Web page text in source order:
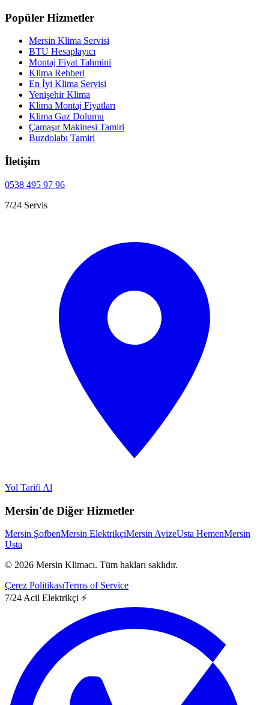
Popüler Hizmetler
Mersin Klima Servisi
BTU Hesaplayıcı
Montaj Fiyat Tahmini
Klima Rehberi
En İyi Klima Servisi
Yenişehir Klima
Klima Montaj Fiyatları
Klima Gaz Dolumu
Çamaşır Makinesi Tamiri
Buzdolabı Tamiri
İletişim
0538 495 97 96
7/24 Servis
Yol Tarifi Al
Mersin'de Diğer Hizmetler
Mersin ŞofbenMersin ElektrikçiMersin AvizeUsta HemenMersin
Usta
© 2026 Mersin Klimacı. Tüm hakları saklıdır.
Çerez PolitikasıTerms of Service
7/24 Acil Elektrikçi ⚡